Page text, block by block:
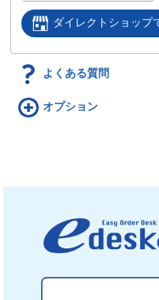
ダイレクトショップ
よくある質問
オプション